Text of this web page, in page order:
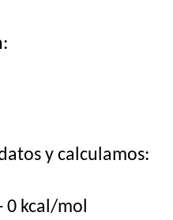
y calculamos:
0 kcal/mol